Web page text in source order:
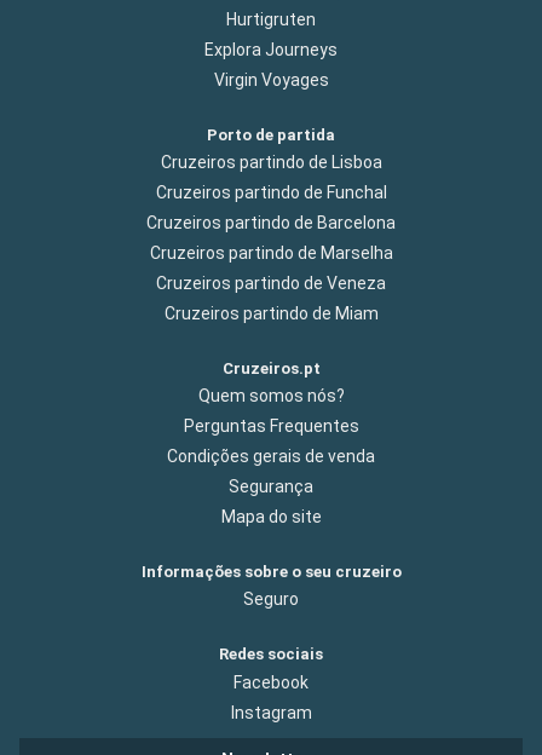
Hurtigruten
Explora Journeys
Virgin Voyages
Porto de partida
Cruzeiros partindo de Lisboa
Cruzeiros partindo de Funchal
Cruzeiros partindo de Barcelona
Cruzeiros partindo de Marselha
Cruzeiros partindo de Veneza
Cruzeiros partindo de Miam
Cruzeiros.pt
Quem somos nós?
Perguntas Frequentes
Condições gerais de venda
Segurança
Mapa do site
Informações sobre o seu cruzeiro
Seguro
Redes sociais
Facebook
Instagram